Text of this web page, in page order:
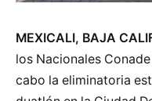
MEXICALI, BAJA
los Nacionales
cabo la eliminatoria